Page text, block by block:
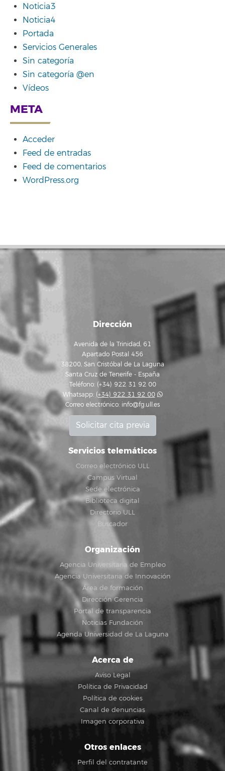
Noticia3
Noticia4
Portada
Servicios Generales
Sin categoría
Sin categoría @en
Vídeos
META
Acceder
Feed de entradas
Feed de comentarios
WordPress.org
Dirección
Avenida de la Trinidad, 61
Apartado Postal 456
38200, San Cristóbal de La Laguna
Santa Cruz de Tenerife - España
Teléfono: (+34) 922 31 92 00
Whatsapp: (+34) 922 31 92 00
Correo electrónico: info@fg.ull.es
Solicitar cita previa
Servicios telemáticos
Correo electrónico ULL
Campus Virtual
Sede electrónica
Biblioteca digital
Directorio ULL
Buscador
Organización
Agencia Universitaria de Empleo
Agencia Universitaria de Innovación
Área de formación
Dirección Gerencia
Portal de transparencia
Noticias Fundación
Agenda Universidad de La Laguna
Acerca de
Aviso Legal
Política de Privacidad
Política de cookies
Canal de denuncias
Imagen corporativa
Otros enlaces
Perfil del contratante